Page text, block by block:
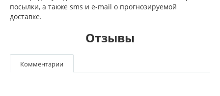
посылки, а также sms и e-mail о прогнозируемой
доставке.
Отзывы
Комментарии